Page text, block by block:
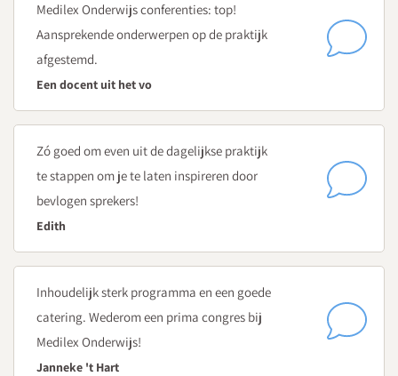
12.30 - 13.30
Lunchpauze
13.30 - 15.00
Randvoorwaarden
Waar houd je rekening mee bij de introductie van nieuwe
technologie?
Hoe voorkom je datalekken?
Hoe zorg je dat kennis en lesmaterialen deelbaar en
overdraagbaar zijn?
randvoorwaarden die bij nieuwe ICT komen kijken?
15.00 - 15.10
Korte pauze
Medilex Onderwijs conferenties: top!
Aansprekende onderwerpen op de praktijk
afgestemd.
Een docent uit het vo
Zó goed om even uit de dagelijkse praktijk
te stappen om je te laten inspireren door
bevlogen sprekers!
Edith
Inhoudelijk sterk programma en een goede
catering. Wederom een prima congres bij
Medilex Onderwijs!
Janneke 't Hart